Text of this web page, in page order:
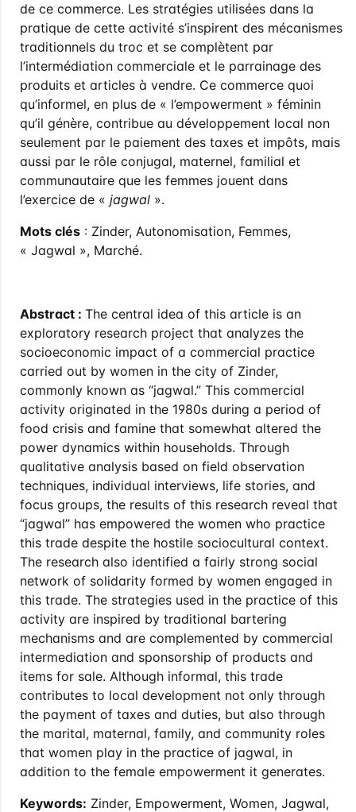
de ce commerce. Les stratégies utilisées dans la
pratique de cette activité s’inspirent des mécanismes
traditionnels du troc et se complètent par
l’intermédiation commerciale et le parrainage des
produits et articles à vendre. Ce commerce quoi
qu’informel, en plus de « l’empowerment » féminin
qu’il génère, contribue au développement local non
seulement par le paiement des taxes et impôts, mais
aussi par le rôle conjugal, maternel, familial et
communautaire que les femmes jouent dans
l’exercice de « jagwal ».
Mots clés : Zinder, Autonomisation, Femmes,
« Jagwal », Marché.
Abstract : The central idea of this article is an
exploratory research project that analyzes the
socioeconomic impact of a commercial practice
carried out by women in the city of Zinder,
commonly known as “jagwal.” This commercial
activity originated in the 1980s during a period of
food crisis and famine that somewhat altered the
power dynamics within households. Through
qualitative analysis based on field observation
techniques, individual interviews, life stories, and
focus groups, the results of this research reveal that
“jagwal” has empowered the women who practice
this trade despite the hostile sociocultural context.
The research also identified a fairly strong social
network of solidarity formed by women engaged in
this trade. The strategies used in the practice of this
activity are inspired by traditional bartering
mechanisms and are complemented by commercial
intermediation and sponsorship of products and
items for sale. Although informal, this trade
contributes to local development not only through
the payment of taxes and duties, but also through
the marital, maternal, family, and community roles
that women play in the practice of jagwal, in
addition to the female empowerment it generates.
Keywords: Zinder, Empowerment, Women, Jagwal,